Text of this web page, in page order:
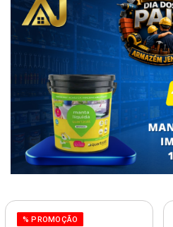
% PROMOÇÃO